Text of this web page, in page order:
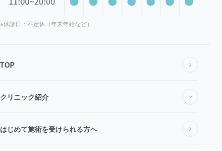
※休診日：不定休（年末年始など）
TOP
クリニック紹介
私たちについて
はじめて施術を受けられる方へ